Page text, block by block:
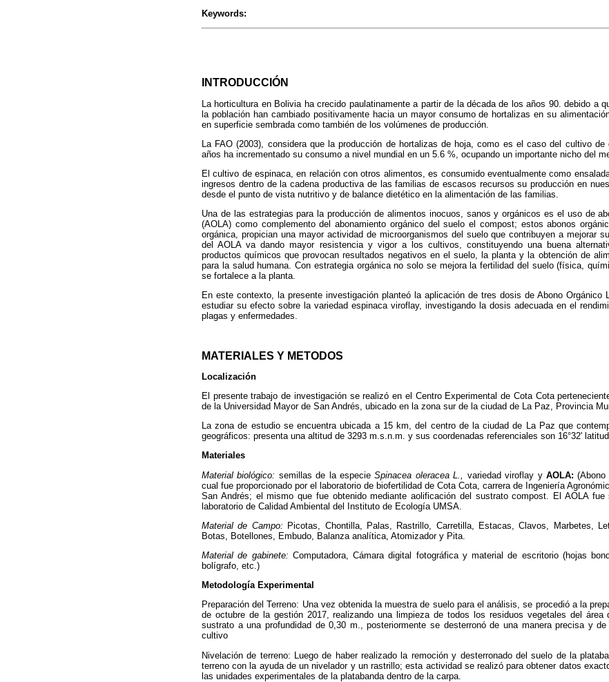
Keywords:
INTRODUCCIÓN
La horticultura en Bolivia ha crecido paulatinamente a partir de la década de los años 90. debido a
la población han cambiado positivamente hacia un mayor consumo de hortalizas en su
en superficie sembrada como también de los volúmenes de producción.
La FAO (2003), considera que la producción de hortalizas de hoja, como es el caso del cultivo
años ha incrementado su consumo a nivel mundial en un 5.6 %, ocupando un importante nicho del
El cultivo de espinaca, en relación con otros alimentos, es consumido eventualmente como
ingresos dentro de la cadena productiva de las familias de escasos recursos su producción en
desde el punto de vista nutritivo y de balance dietético en la alimentación de las familias.
Una de las estrategias para la producción de alimentos inocuos, sanos y orgánicos es el uso de
(AOLA) como complemento del abonamiento orgánico del suelo el compost; estos abonos
orgánica, propician una mayor actividad de microorganismos del suelo que contribuyen a mejorar
del AOLA va dando mayor resistencia y vigor a los cultivos, constituyendo una buena
productos químicos que provocan resultados negativos en el suelo, la planta y la obtención de
para la salud humana. Con estrategia orgánica no solo se mejora la fertilidad del suelo (física,
se fortalece a la planta.
En este contexto, la presente investigación planteó la aplicación de tres dosis de Abono Orgánico
estudiar su efecto sobre la variedad espinaca viroflay, investigando la dosis adecuada en el
plagas y enfermedades.
MATERIALES Y METODOS
Localización
El presente trabajo de investigación se realizó en el Centro Experimental de Cota Cota
de la Universidad Mayor de San Andrés, ubicado en la zona sur de la ciudad de La Paz, Provincia
La zona de estudio se encuentra ubicada a 15 km, del centro de la ciudad de La Paz que
geográficos: presenta una altitud de 3293 m.s.n.m. y sus coordenadas referenciales son 16°32'
Materiales
Material biológico: semillas de la especieSpinacea oleracea L., variedad viroflay y AOLA:(Abono
cual fue proporcionado por el laboratorio de biofertilidad de Cota Cota, carrera de Ingeniería
San Andrés; el mismo que fue obtenido mediante aolificación del sustrato compost. El AOLA
laboratorio de Calidad Ambiental del Instituto de Ecología UMSA.
Material de Campo: Picotas, Chontilla, Palas, Rastrillo, Carretilla, Estacas, Clavos, Marbetes,
Botas, Botellones, Embudo, Balanza analítica, Atomizador y Pita.
Material de gabinete: Computadora, Cámara digital fotográfica y material de escritorio (hojas
bolígrafo, etc.)
Metodología Experimental
Preparación del Terreno: Una vez obtenida la muestra de suelo para el análisis, se procedió a la
de octubre de la gestión 2017, realizando una limpieza de todos los residuos vegetales del área
sustrato a una profundidad de 0,30 m., posteriormente se desterronó de una manera precisa y de
cultivo
Nivelación de terreno: Luego de haber realizado la remoción y desterronado del suelo de la
terreno con la ayuda de un nivelador y un rastrillo; esta actividad se realizó para obtener datos
las unidades experimentales de la platabanda dentro de la carpa.